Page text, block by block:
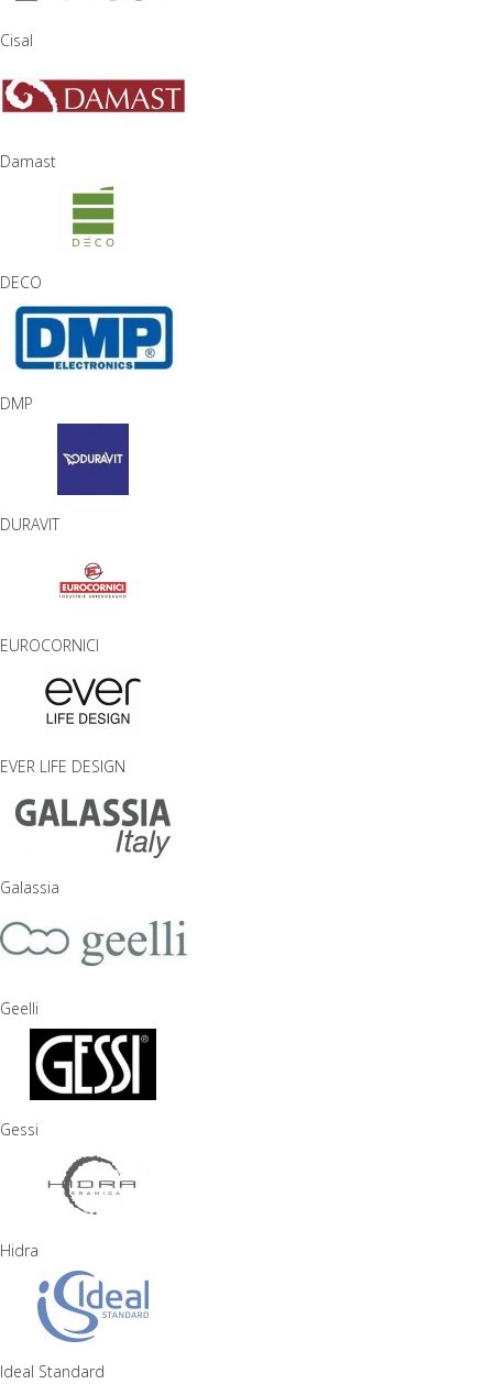
Cisal
Damast
DECO
DMP
DURAVIT
EUROCORNICI
EVER LIFE DESIGN
Galassia
Geelli
Gessi
Hidra
Ideal Standard